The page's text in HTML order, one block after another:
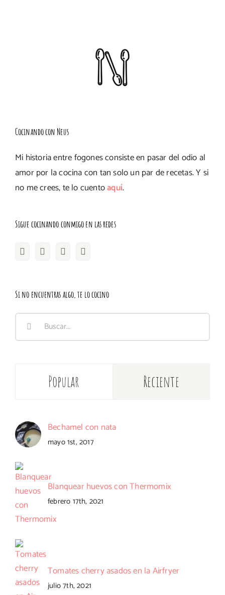
Cocinando con Neus
Mi historia entre fogones consiste en pasar del odio al
amor por la cocina con tan solo un par de recetas. Y si
no me crees, te lo cuentoaquí.
Sigue cocinando conmigo en las redes
Si no encuentras algo, te lo cocino
Popular Reciente
Bechamel con nata
mayo 1st, 2017
Blanquear huevos con Thermomix
febrero 17th, 2021
Tomates cherry asados en la Airfryer
julio 7th, 2021